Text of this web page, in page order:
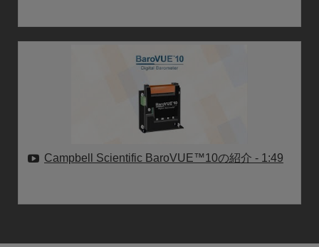
Campbell Scientific BaroVUE™10の紹介 - 1:49